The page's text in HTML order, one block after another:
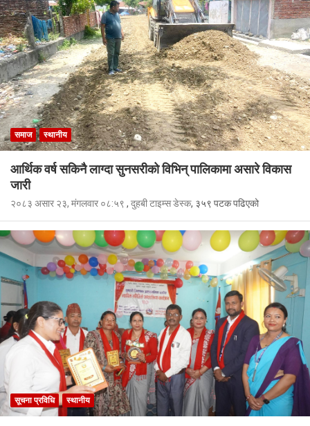
समाज स्थानीय
आर्थिक वर्ष सकिनै लाग्दा सुनसरीको विभिन् पालिकामा असारे विकास
जारी
२०८३ असार २३, मंगलवार ०८:५९ , दुहबी टाइम्स डेस्क, ३५९ पटक पढिएको
सूचना प्रविधि स्थानीय